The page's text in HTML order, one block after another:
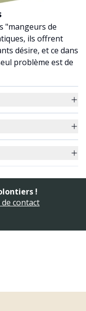
"mangeurs de
ils offrent
désire, et ce dans
problème est de
!
contact